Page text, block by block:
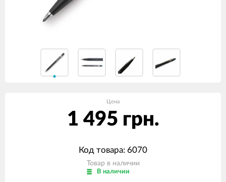
Цена
1 495 грн.
Код товара: 6070
Товар в наличии
В наличии